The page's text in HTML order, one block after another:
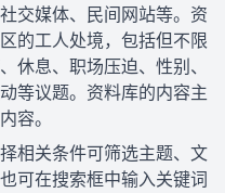
交媒体、民间网站等。资
的工人处境，包括但不限
休息、职场压迫、性别、
等议题。资料库的内容主
容。
相关条件可筛选主题、文
可在搜索框中输入关键词